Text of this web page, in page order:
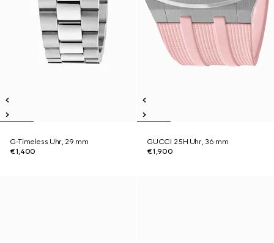
G-Timeless Uhr, 29 mm
€1,400
GUCCI 25H Uhr, 36 mm
€1,900